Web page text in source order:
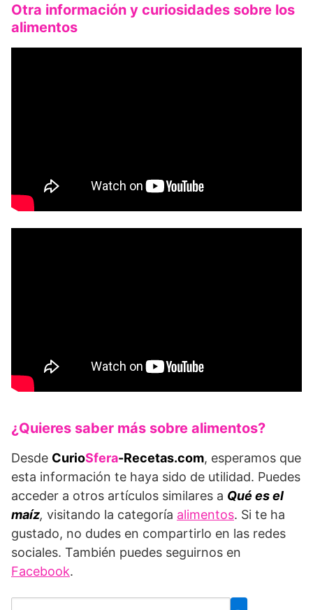
Otra información y curiosidades sobre los
alimentos
¿Quieres saber más sobre alimentos?
Desde CurioSfera-Recetas.com, esperamos que
esta información te haya sido de utilidad. Puedes
acceder a otros artículos similares a Qué es el
maíz, visitando la categoría alimentos. Si te ha
gustado, no dudes en compartirlo en las redes
sociales. También puedes seguirnos en
Facebook.